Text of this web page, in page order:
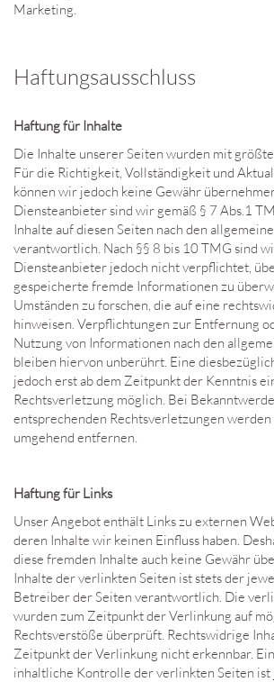
Marketing.
Haftungsausschluss
Haftung für Inhalte
Die Inhalte unserer Seiten wurden mit
Für die Richtigkeit, Vollständigkeit und
können wir jedoch keine Gewähr
Diensteanbieter sind wir gemäß § 7 Abs.1
Inhalte auf diesen Seiten nach den
verantwortlich. Nach §§ 8 bis 10 TMG sind
Diensteanbieter jedoch nicht verpflichtet,
gespeicherte fremde Informationen zu
Umständen zu forschen, die auf eine
hinweisen. Verpflichtungen zur Entfernung
Nutzung von Informationen nach den
bleiben hiervon unberührt. Eine
jedoch erst ab dem Zeitpunkt der Kenntnis
Rechtsverletzung möglich. Bei
entsprechenden Rechtsverletzungen
umgehend entfernen.
Haftung für Links
Unser Angebot enthält Links zu externen
deren Inhalte wir keinen Einfluss haben.
diese fremden Inhalte auch keine Gewähr
Inhalte der verlinkten Seiten ist stets der
Betreiber der Seiten verantwortlich. Die
wurden zum Zeitpunkt der Verlinkung auf
Rechtsverstöße überprüft. Rechtswidrige
Zeitpunkt der Verlinkung nicht erkennbar.
inhaltliche Kontrolle der verlinkten Seiten ist